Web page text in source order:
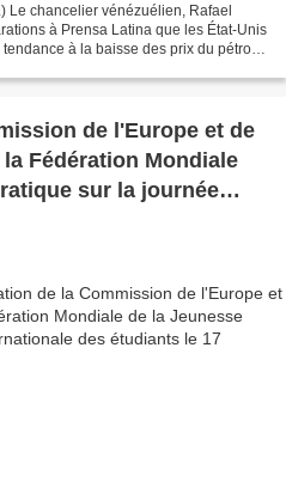
Le chancelier vénézuélien, Rafael
à Prensa Latina que les État-Unis
à la baisse des prix du pétrole
de l'Europe et de
Fédération Mondiale
journée